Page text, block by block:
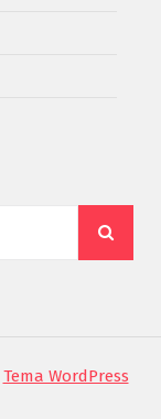
Tema WordPress